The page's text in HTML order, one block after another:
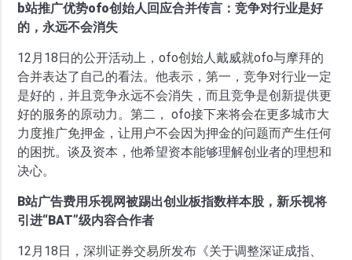
b站推广优势ofo创始人回应合并传言：竞争对行业是好
的，永远不会消失
12月18日的公开活动上，ofo创始人戴威就ofo与摩拜的
合并表达了自己的看法。他表示，第一，竞争对行业一定
是好的，并且竞争永远不会消失，而且竞争是创新提供更
好的服务的原动力。第二， ofo接下来将会在更多城市大
力度推广免押金，让用户不会因为押金的问题而产生任何
的困扰。谈及资本，他希望资本能够理解创业者的理想和
决心。
B站广告费用乐视网被踢出创业板指数样本股，新乐视将
引进“BAT”级内容合作者
12月18日，深圳证券交易所发布《关于调整深证成指、